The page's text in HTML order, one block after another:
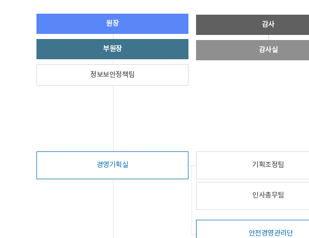
원장
부원장
정보보안정책팀
감사
감사실
경영기획실 기획조정팀
인사총무팀
안전경영관리단